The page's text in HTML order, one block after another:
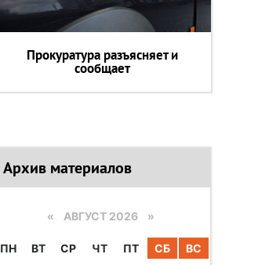
Прокуратура разъясняет и
сообщает
Архив материалов
« АВГУСТ 2026 »
ПН ВТ СР ЧТ ПТ СБ ВС